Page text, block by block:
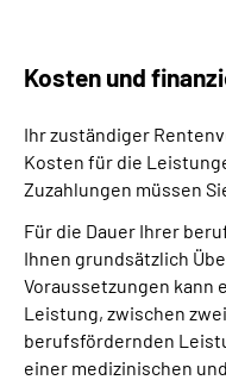
Kosten und
Ihr zuständiger
Kosten für die
Zuzahlungen müssen
Für die Dauer Ihrer
Ihnen grundsätzlich
Voraussetzungen kann
Leistung, zwischen
berufsfördernden
einer medizinischen